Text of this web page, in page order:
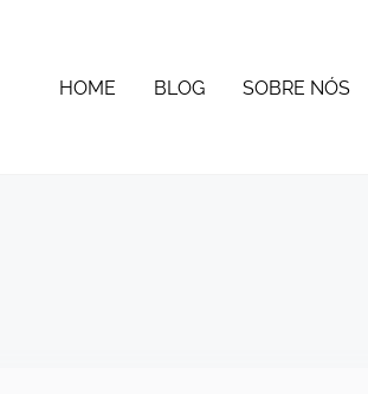
HOME BLOG SOBRE NÓS